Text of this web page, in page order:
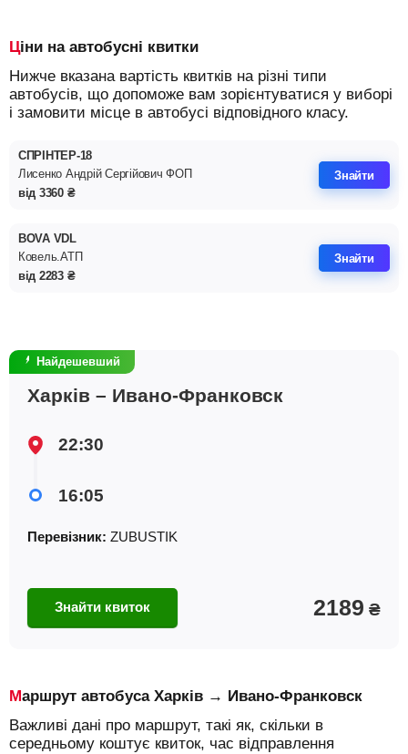
Ціни на автобусні квитки
Нижче вказана вартість квитків на різні типи
автобусів, що допоможе вам зорієнтуватися у виборі
і замовити місце в автобусі відповідного класу.
СПРІНТЕР-18
Лисенко Андрiй Сергiйович ФОП
від 3360 ₴
Знайти
BOVA VDL
Ковель.АТП
від 2283 ₴
Знайти
Найдешевший
Харків – Ивано-Франковск
22:30
16:05
Перевізник: ZUBUSTIK
Знайти квиток 2189 ₴
Маршрут автобуса Харків → Ивано-Франковск
Важливі дані про маршрут, такі як, скільки в
середньому коштує квиток, час відправлення